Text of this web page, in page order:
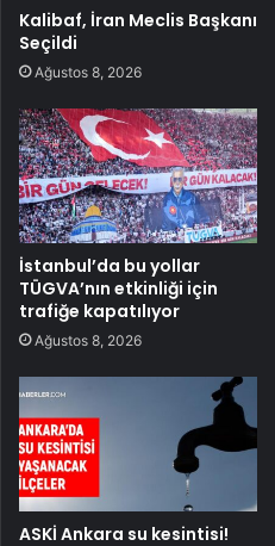
Kalibaf, İran Meclis Başkanı
Seçildi
Ağustos 8, 2026
İstanbul’da bu yollar
TÜGVA’nın etkinliği için
trafiğe kapatılıyor
Ağustos 8, 2026
ASKİ Ankara su kesintisi!